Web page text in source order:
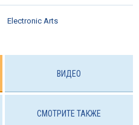
Electronic Arts
ВИДЕО
СМОТРИТЕ ТАКЖЕ